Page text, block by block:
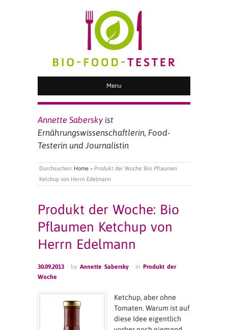
BIO FOOD TESTER
Menu
Annette Sabersky ist
Ernährungswissenschaftlerin, Food-
Testerin und Journalistin
Durchsuchen: Home » Produkt der Woche: Bio Pflaumen
Ketchup von Herrn Edelmann
Produkt der Woche: Bio
Pflaumen Ketchup von
Herrn Edelmann
30.09.2013 · by Annette Sabersky · in Produkt der
Woche
Ketchup, aber ohne
Tomaten. Warum ist auf
diese Idee eigentlich